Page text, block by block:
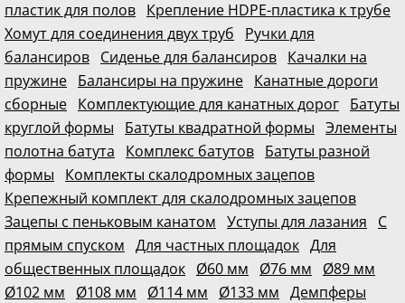
пластик для полов Крепление HDPE-пластика к трубе
Хомут для соединения двух труб
Ручки для
балансиров Сиденье для балансиров Качалки на
пружине Балансиры на пружине Канатные дороги
сборные Комплектующие для канатных дорог Батуты
круглой формы
Батуты квадратной формы Элементы
полотна батута
Комплекс батутов Батуты разной
формы
Комплекты скалодромных зацепов
Крепежный комплект для скалодромных зацепов
Зацепы с пеньковым канатом Уступы для лазания
С
прямым спуском Для частных площадок Для
общественных площадок Ø60 мм Ø76 мм
Ø89 мм
Ø102 мм
Ø108 мм Ø114 мм Ø133 мм Демпферы